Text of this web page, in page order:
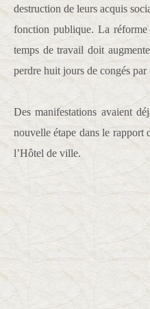
destruction de leurs acquis
fonction publique. La
temps de travail doit
perdre huit jours de congés par
Des manifestations avaient
nouvelle étape dans le rapport
l’Hôtel de ville.